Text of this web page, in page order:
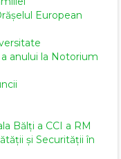
European
anului la Notorium
Bălți a CCI a RM
și Securității în